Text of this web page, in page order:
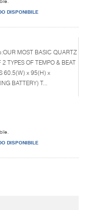
DISPONIBILE
MOST BASIC QUARTZ
TYPES OF TEMPO & BEAT
60.5(W) x 95(H) x
BATTERY) T...
DISPONIBILE